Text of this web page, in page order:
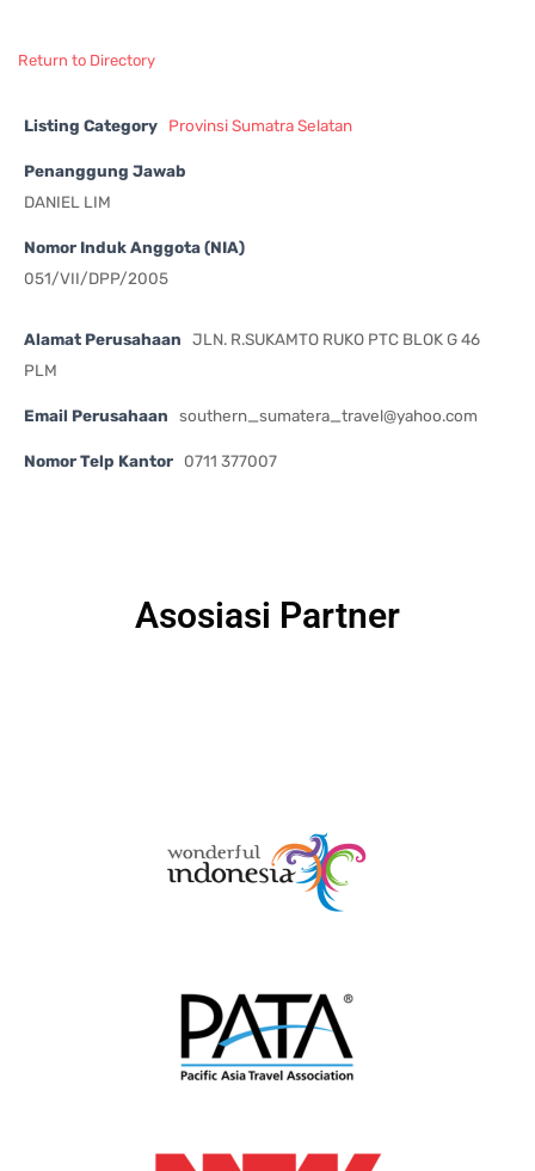
Return to Directory
Listing Category Provinsi Sumatra Selatan
Penanggung Jawab
DANIEL LIM
Nomor Induk Anggota (NIA)
051/VII/DPP/2005
Alamat Perusahaan
JLN. R.SUKAMTO RUKO PTC BLOK G 46
PLM
Email Perusahaan southern_sumatera_travel@yahoo.com
Nomor Telp Kantor 0711 377007
Asosiasi Partner